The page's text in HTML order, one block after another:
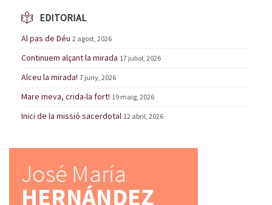
EDITORIAL
Al pas de Déu 2 agost, 2026
Continuem alçant la mirada 17 juliol, 2026
Alceu la mirada! 7 juny, 2026
Mare meva, crida-la fort! 19 maig, 2026
Inici de la missió sacerdotal 12 abril, 2026